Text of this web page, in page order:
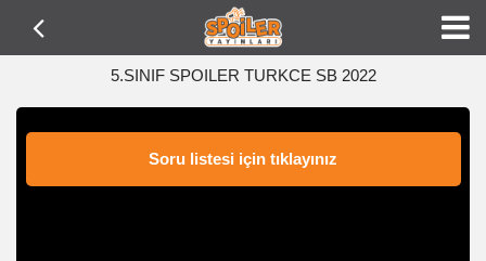
5.SINIF SPOILER TURKCE SB 2022
Soru listesi için tıklayınız